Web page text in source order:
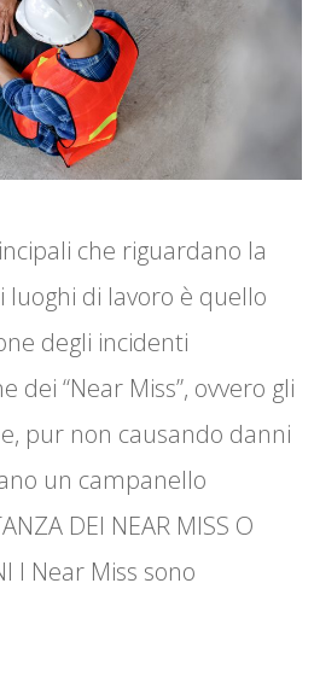
che riguardano la
di lavoro è quello
degli incidenti
dei “Near Miss”, ovvero gli
pur non causando danni
un campanello
DEI NEAR MISS O
I Near Miss sono